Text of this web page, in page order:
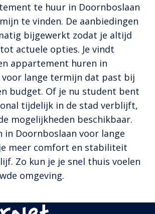
te huur in Doornboslaan
te vinden. De aanbiedingen
bijgewerkt zodat je altijd
actuele opties. Je vindt
appartement huren in
voor lange termijn dat past bij
budget. Of je nu student bent
tijdelijk in de stad verblijft,
mogelijkheden beschikbaar.
in Doornboslaan voor lange
meer comfort en stabiliteit
Zo kun je je snel thuis voelen
omgeving.